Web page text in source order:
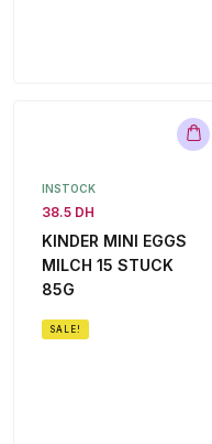
INSTOCK
38.5 DH
KINDER MINI EGGS
MILCH 15 STUCK
85G
SALE!